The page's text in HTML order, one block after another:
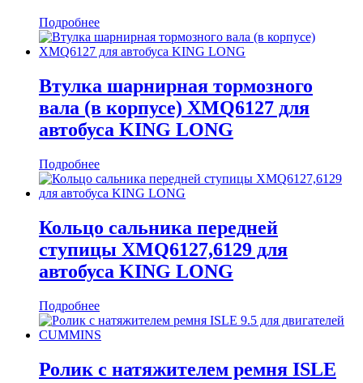
Подробнее
Втулка шарнирная тормозного
вала (в корпусе) XMQ6127 для
автобуса KING LONG
Подробнее
Кольцо сальника передней
ступицы XMQ6127,6129 для
автобуса KING LONG
Подробнее
Ролик с натяжителем ремня ISLE